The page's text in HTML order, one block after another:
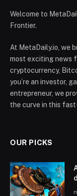
Welcome to
Frontier.
At MetaDaily.io, we
most exciting news
cryptocurrency,
you’re an investor,
entrepreneur, we
the curve in this
OUR PICKS